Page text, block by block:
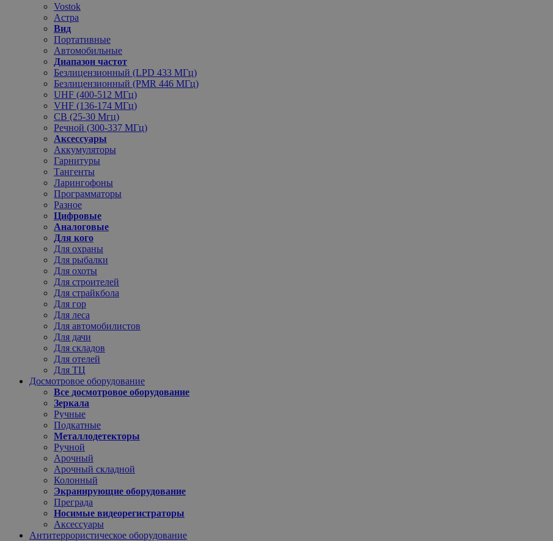
Vostok
Астра
Вид
Портативные
Автомобильные
Диапазон частот
Безлицензионный (LPD 433 МГц)
Безлицензионный (PMR 446 МГц)
UHF (400-512 МГц)
VHF (136-174 МГц)
CB (25-30 Мгц)
Речной (300-337 МГц)
Аксессуары
Аккумуляторы
Гарнитуры
Тангенты
Ларингофоны
Программаторы
Разное
Цифровые
Аналоговые
Для кого
Для охраны
Для рыбалки
Для охоты
Для строителей
Для страйкбола
Для гор
Для леса
Для автомобилистов
Для дачи
Для складов
Для отелей
Для ТЦ
Досмотровое оборудование
Все досмотровое оборудование
Зеркала
Ручные
Подкатные
Металлодетекторы
Ручной
Арочный
Арочный складной
Колонный
Экранирующие оборудование
Преграда
Носимые видеорегистраторы
Аксессуары
Антитеррористическое оборудование